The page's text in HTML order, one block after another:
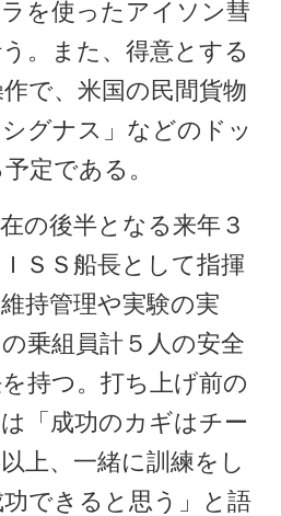
を使ったアイソン彗
。また、得意とする
で、米国の民間貨物
グナス」などのドッ
定である。
の後半となる来年３
ＳＳ船長として指揮
持管理や実験の実
乗組員計５人の安全
持つ。打ち上げ前の
「成功のカギはチー
上、一緒に訓練をし
できると思う」と語